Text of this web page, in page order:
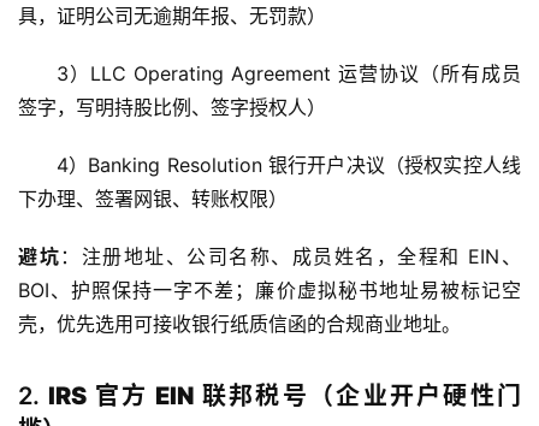
具，证明公司无逾期年报、无罚款）
3）LLC Operating Agreement 运营协议（所有成员
签字，写明持股比例、签字授权人）
4）Banking Resolution 银行开户决议（授权实控人线
下办理、签署网银、转账权限）
避坑 ：注册地址、公司名称、成员姓名，全程和 EIN、
BOI、护照保持一字不差；廉价虚拟秘书地址易被标记空
壳，优先选用可接收银行纸质信函的合规商业地址。
2. IRS 官方 EIN 联邦税号（企业开户硬性门